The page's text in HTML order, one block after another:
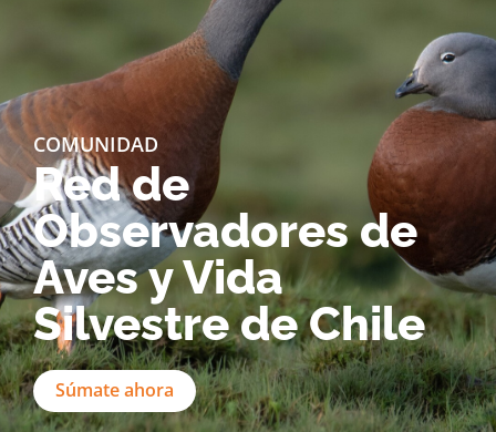
COMUNIDAD
Red de
Observadores de
Aves y Vida
Silvestre de Chile
Súmate ahora